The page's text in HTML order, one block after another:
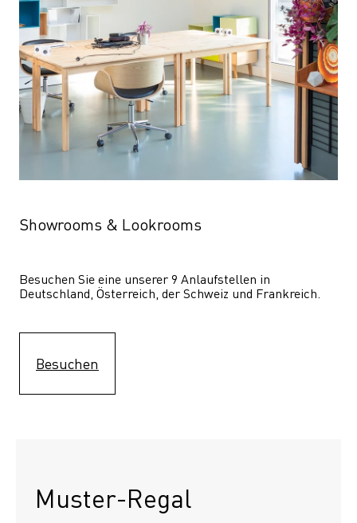
Showrooms & Lookrooms
Besuchen Sie eine unserer 9 Anlaufstellen in
Deutschland, Österreich, der Schweiz und Frankreich.
Besuchen
Muster-Regal